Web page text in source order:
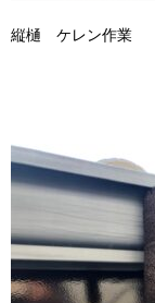
縦樋 ケレン作業